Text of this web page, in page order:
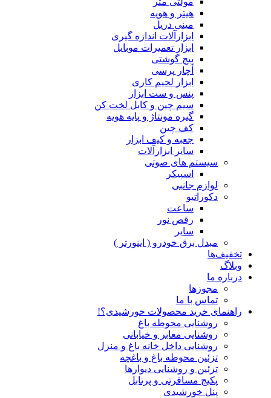
هیتر و هویه
مینی دریل
ابزارآلات اندازه گیری
ابزار تعمیرات موبایل
پیچ گوشتی
آچار پرسی
ابزار لحیم کاری
پنس و ست ابزار
سیم چین و کابل لخت کن
گیره مونتاژ و پایه هویه
کف چین
جعبه و کیف ابزار
سایر ابزارآلات
سیستم های صوتی
اسپیکر
لوازم جانبی
دکوراتیو
ساعت
رقص نور
سایر
مبدل برق خودرو ( اینورتر )
تخفیف‌ها
وبلاگ
درباره ما
مجوزها
تماس با ما
راهنمای خرید محصولات خورشیدی؟!
روشنایی محوطه باغ
روشنایی معابر و خیابانی
روشنایی داخل خانه باغ و منزل
تزئین محوطه باغ و باغچه
تزئین و روشنایی دیوارها
پکیج مسافرتی و پرتابل
پنل خورشیدی